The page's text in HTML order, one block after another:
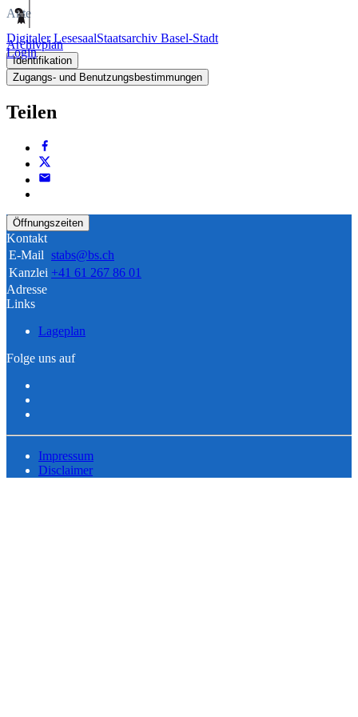
Digitaler LesesaalStaatsarchiv Basel-Stadt
Login
Akte
Archivplan
Identifikation
Zugangs- und Benutzungsbestimmungen
Teilen
Öffnungszeiten
Kontakt
E-Mail stabs@bs.ch
Kanzlei +41 61 267 86 01
Adresse
Links
Lageplan
Folge uns auf
Impressum
Disclaimer